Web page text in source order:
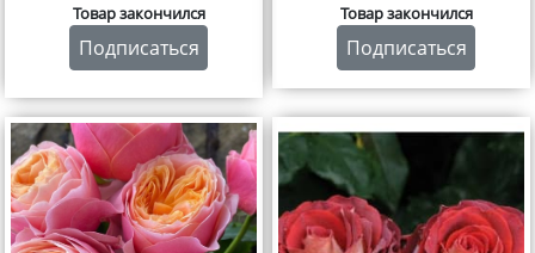
Товар закончился
Подписаться
Товар закончился
Подписаться